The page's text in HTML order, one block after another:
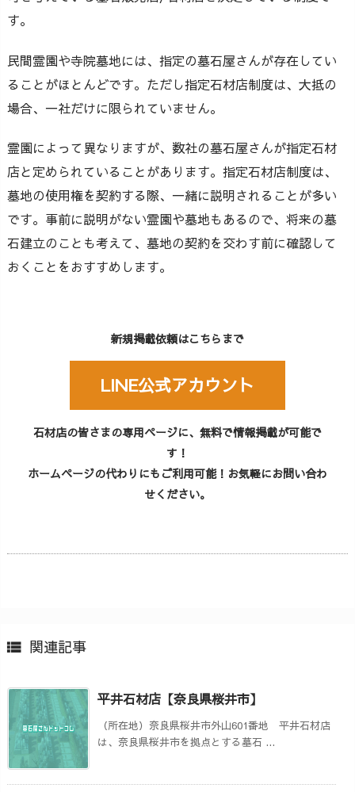
す。
民間霊園や寺院墓地には、指定の墓石屋さんが存在してい
ることがほとんどです。ただし指定石材店制度は、大抵の
場合、一社だけに限られていません。
霊園によって異なりますが、数社の墓石屋さんが指定石材
店と定められていることがあります。指定石材店制度は、
墓地の使用権を契約する際、一緒に説明されることが多い
です。事前に説明がない霊園や墓地もあるので、将来の墓
石建立のことも考えて、墓地の契約を交わす前に確認して
おくことをおすすめします。
新規掲載依頼はこちらまで
LINE公式アカウント
石材店の皆さまの専用ページに、無料で情報掲載が可能で
す！
ホームページの代わりにもご利用可能！お気軽にお問い合わ
せください。
 関連記事
平井石材店【奈良県桜井市】
（所在地）奈良県桜井市外山601番地 平井石材店
は、奈良県桜井市を拠点とする墓石 ...